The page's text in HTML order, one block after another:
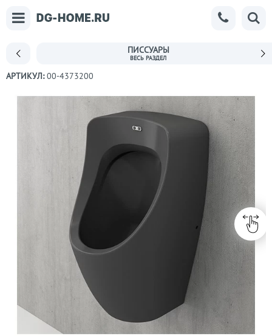
ПИССУАРЫ
АРТИКУЛ:00-4373200